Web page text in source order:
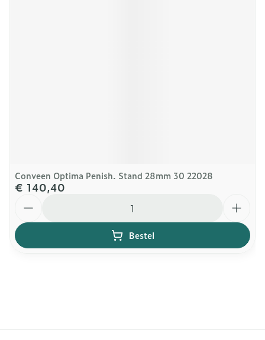
Conveen Optima Penish. Stand 28mm 30 22028
€ 140,40
Bestel